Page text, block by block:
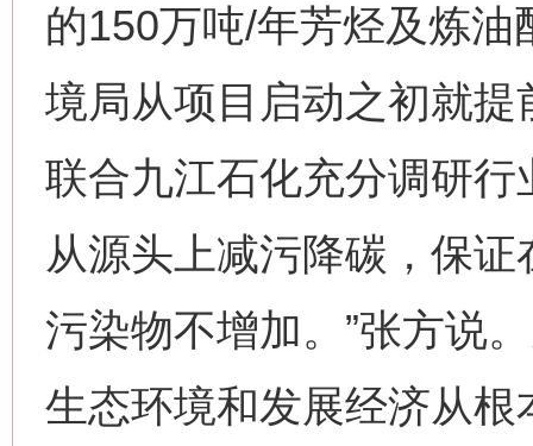
的150万吨/年芳烃及炼
境局从项目启动之初就
联合九江石化充分调研
从源头上减污降碳，保
污染物不增加。”张方说
生态环境和发展经济从